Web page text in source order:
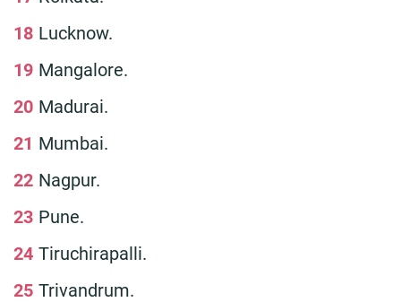
Lucknow.
Mangalore.
Madurai.
Mumbai.
Nagpur.
Pune.
Tiruchirapalli.
Trivandrum.